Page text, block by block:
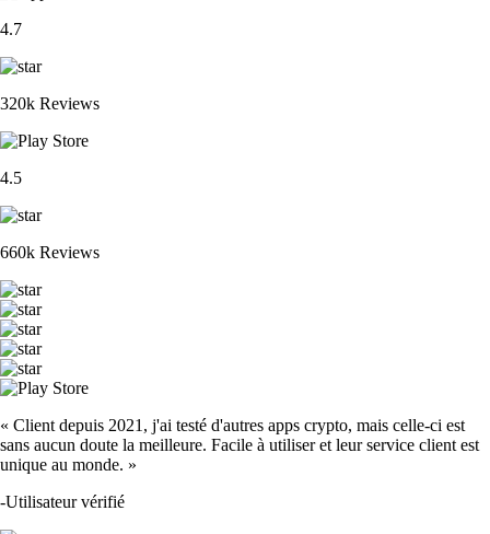
4.7
320k Reviews
4.5
660k Reviews
« Client depuis 2021, j'ai testé d'autres apps crypto, mais celle-ci est
sans aucun doute la meilleure. Facile à utiliser et leur service client est
unique au monde. »
-Utilisateur vérifié